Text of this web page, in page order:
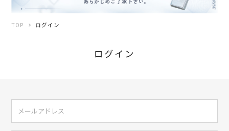
TOP ログイン
ログイン